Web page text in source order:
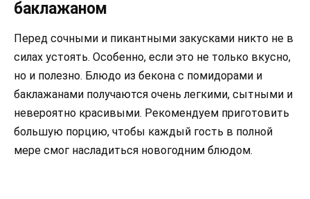
баклажаном
Перед сочными и пикантными закусками никто не в
силах устоять. Особенно, если это не только вкусно,
но и полезно. Блюдо из бекона с помидорами и
баклажанами получаются очень легкими, сытными и
невероятно красивыми. Рекомендуем приготовить
большую порцию, чтобы каждый гость в полной
мере смог насладиться новогодним блюдом.